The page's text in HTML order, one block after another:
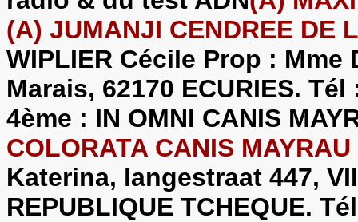
(A) JUMANJI CENDREE DE
WIPLIER Cécile Prop : Mme
Marais, 62170 ECURIES. Tél
4ème : IN OMNI CANIS
COLORATA CANIS MAYRAU
Katerina, langestraat 447,
REPUBLIQUE TCHEQUE.